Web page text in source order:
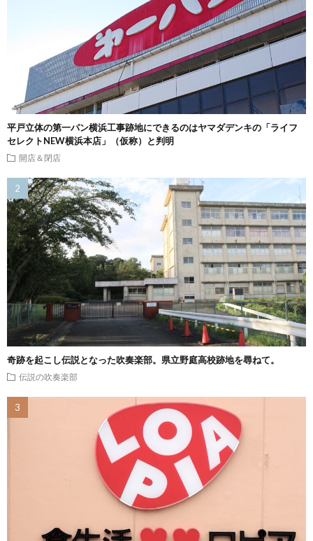
平戸立体の第一パン横浜工事跡地にできるのはヤマダデンキの「ライフ
セレクトNEW横浜本店」（仮称）と判明
開店＆閉店
奇跡を起こし伝説となった吹奏楽部。県立野庭高校跡地を尋ねて。
伝説の吹奏楽部